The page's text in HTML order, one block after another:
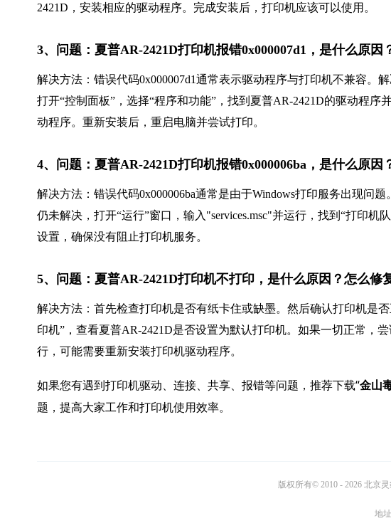
2421D，安装相应的驱动程序。完成安装后，打印机应该可以使用。
3、问题：夏普AR-2421D打印机报错0x000007d1，是什么原因
解决方法：错误代码0x000007d1通常表示驱动程序与打印机不兼容。
打开“控制面板”，选择“程序和功能”，找到夏普AR-2421D的驱动程
动程序。重新安装后，重启电脑并尝试打印。
4、问题：夏普AR-2421D打印机报错0x000006ba，是什么原因
解决方法：错误代码0x000006ba通常是由于Windows打印服务出现问
仍未解决，打开“运行”窗口，输入"services.msc"并运行，找到“打印机
设置，确保没有阻止打印机服务。
5、问题：夏普AR-2421D打印机不打印，是什么原因？怎么修
解决方法：首先检查打印机是否有纸卡住或缺墨。然后确认打印机是
印机”，查看夏普AR-2421D是否设置为默认打印机。如果一切正常，
行，可能需要重新安装打印机驱动程序。
如果您有遇到打印机驱动、连接、共享、报错等问题，推荐下载“金山
题，提高大家工作和打印机使用效率。
版权所有© 2010 - 2026 北京
地